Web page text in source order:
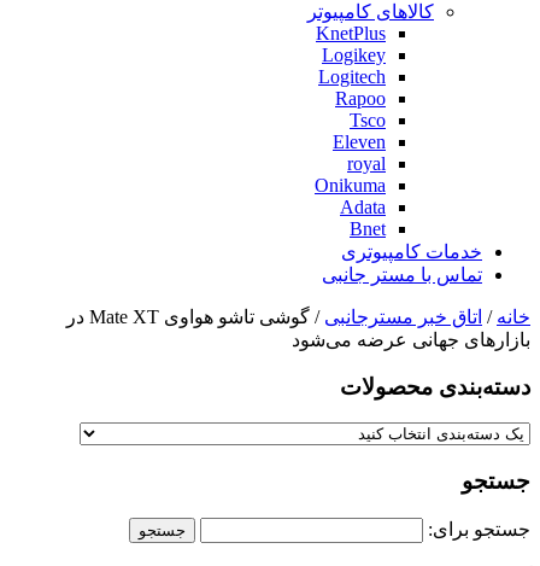
کالاهای کامپیوتر
KnetPlus
Logikey
Logitech
Rapoo
Tsco
Eleven
royal
Onikuma
Adata
Bnet
خدمات کامپیوتری
تماس با مستر جانبی
خانه / اتاق خبر مسترجانبی
/ گوشی تاشو هواوی Mate XT در
بازارهای جهانی عرضه می‌شود
دسته‌بندی‌ محصولات
جستجو
جستجو برای: